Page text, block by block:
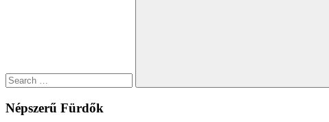
Search
Népszerű Fürdők